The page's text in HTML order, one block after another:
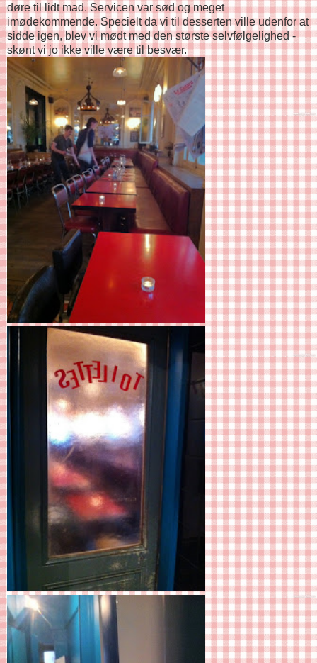
døre til lidt mad. Servicen var sød og meget
imødekommende. Specielt da vi til desserten ville udenfor at
sidde igen, blev vi mødt med den største selvfølgelighed -
skønt vi jo ikke ville være til besvær.